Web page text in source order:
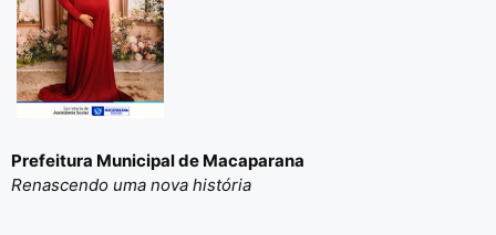
Prefeitura Municipal de Macaparana
Renascendo uma nova história